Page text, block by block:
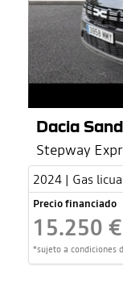
Dacia
Stepway
2024 | Gas
Precio financiado
15.250 €
*sujeto a condiciones